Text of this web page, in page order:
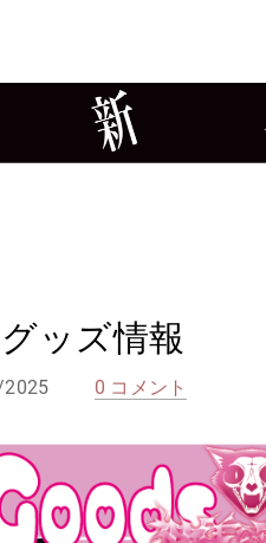
ッズ情報
0 コメント